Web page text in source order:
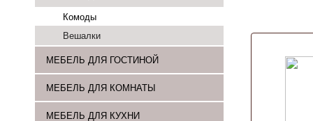
Комоды
Вешалки
МЕБЕЛЬ ДЛЯ ГОСТИНОЙ
МЕБЕЛЬ ДЛЯ КОМНАТЫ
МЕБЕЛЬ ДЛЯ КУХНИ